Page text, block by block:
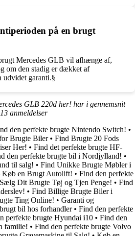
på en brugt
Mercedes GLB vil afhænge af,
om den stadig er dækket af
udvidet garanti.§
GLB 220d her! har i gennemsnit
13 anmeldelser
den perfekte brugte Nintendo Switch! •
Brugte Biler• Find Brugte 20 Fods
Her! • Find det perfekte brugte HF-
den perfekte brugte bil i Nordjylland! •
til salg! • Find Unikke Brugte Møbler i
Køb en Brugt Autolift! • Find den perfekte
Sælg Dit Brugte Tøj og Tjen Penge! • Find
• Find Billige Brugte Biler i
Ting Online! • Garanti og
bil hos forhandler• Find den perfekte
perfekte brugte Hyundai i10 • Find den
familie! • Find den perfekte brugte Volvo